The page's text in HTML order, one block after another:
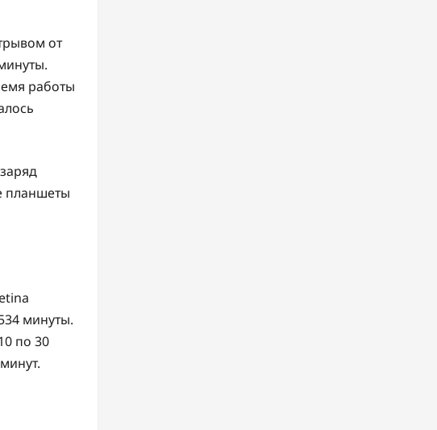
от
работы
планшеты
минуты.
по 30